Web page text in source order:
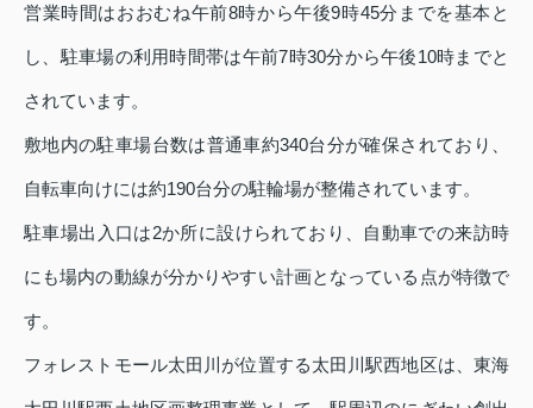
営業時間はおおむね午前8時から午後9時45分までを基本と
し、駐車場の利用時間帯は午前7時30分から午後10時までと
されています。
敷地内の駐車場台数は普通車約340台分が確保されており、
自転車向けには約190台分の駐輪場が整備されています。
駐車場出入口は2か所に設けられており、自動車での来訪時
にも場内の動線が分かりやすい計画となっている点が特徴で
す。
フォレストモール太田川が位置する太田川駅西地区は、東海